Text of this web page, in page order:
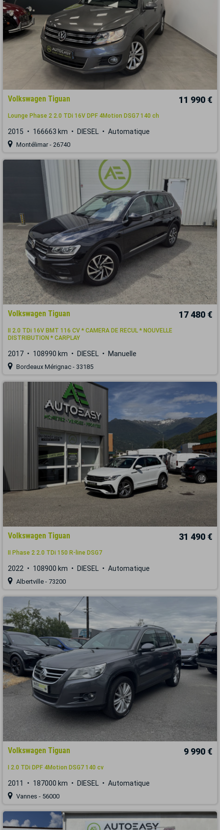
Volkswagen Tiguan 11 990 €
Lounge Phase 2 2.0 TDi 16V DPF 4Motion DSG7 140 ch
2015 166663 km DIESEL Automatique
Montélimar - 26740
Volkswagen Tiguan 17 480 €
II 2.0 TDi 16V BMT 116 CV * CAMERA DE RECUL * NOUVELLE
DISTRIBUTION * CARPLAY
2017 108990 km DIESEL Manuelle
Bordeaux Mérignac - 33185
Volkswagen Tiguan 31 490 €
II Phase 2 2.0 TDi 150 R-line DSG7
2022 108900 km DIESEL Automatique
Albertville - 73200
Volkswagen Tiguan 9 990 €
I 2.0 TDi DPF 4Motion DSG7 140 cv
2011 187000 km DIESEL Automatique
Vannes - 56000